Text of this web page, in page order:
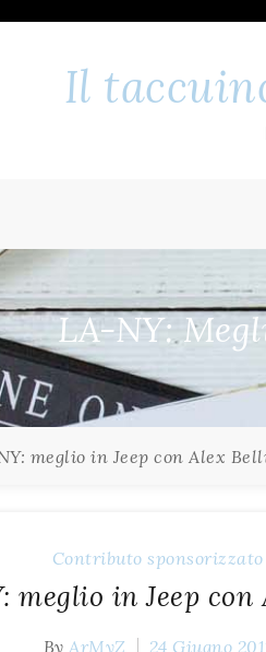
Il
LA-NY:
meglio in Jeep con Alex
Contributo sponsorizzato
meglio in Jeep
ByArMyZ 24 Giugno